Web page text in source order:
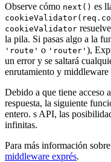
Observe cómo next() es
cookieValidator
la pila. Si pasas algo a la
'route' o 'router' ),
un error y se saltará
enrutamiento y middleware
Debido a que tiene acceso
respuesta, la siguiente
entero. s API, las
infinitas.
Para más información
middleware exprés.